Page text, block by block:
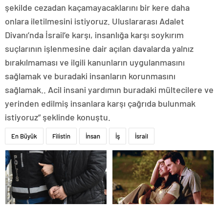
şekilde cezadan kaçamayacaklarını bir kere daha
onlara iletilmesini istiyoruz. Uluslararası Adalet
Divanı’nda İsrail’e karşı, insanlığa karşı soykırım
suçlarının işlenmesine dair açılan davalarda yalnız
bırakılmaması ve ilgili kanunların uygulanmasını
sağlamak ve buradaki insanların korunmasını
sağlamak.. Acil insani yardımın buradaki mültecilere ve
yerinden edilmiş insanlara karşı çağrıda bulunmak
istiyoruz” şeklinde konuştu.
En Büyük Filistin İnsan İş İsrail